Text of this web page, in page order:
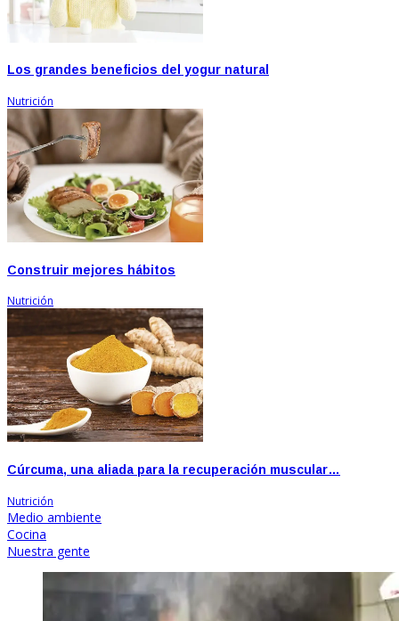
Los grandes beneficios del yogur natural
Nutrición
Construir mejores hábitos
Nutrición
Cúrcuma, una aliada para la recuperación muscular…
Nutrición
Medio ambiente
Cocina
Nuestra gente